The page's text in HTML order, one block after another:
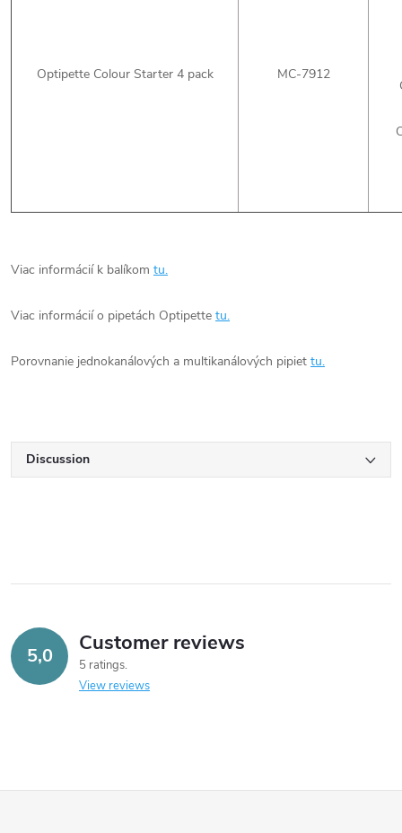
Optipette Colour Starter 4 pack MC-7912
Viac informácií k balíkom tu.
Viac informácií o pipetách Optipette tu.
Porovnanie jednokanálových a multikanálových pipiet tu.
Discussion
5,0 Customer reviews
5 ratings
View reviews